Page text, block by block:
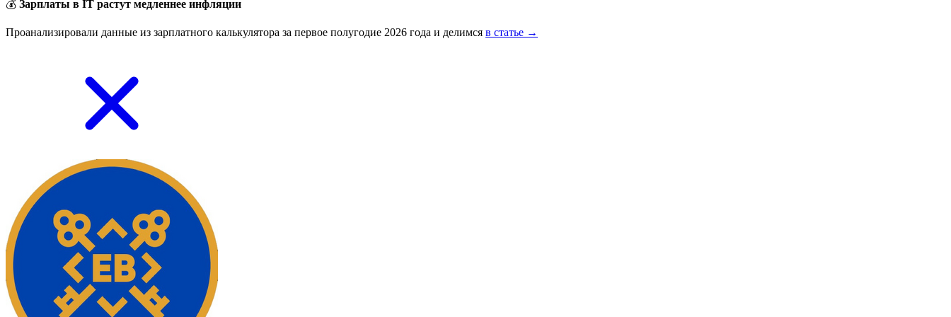
💰 Зарплаты в IT растут медленнее инфляции
Проанализировали данные из зарплатного калькулятора за первое полугодие 2026 года и делимся в статье →